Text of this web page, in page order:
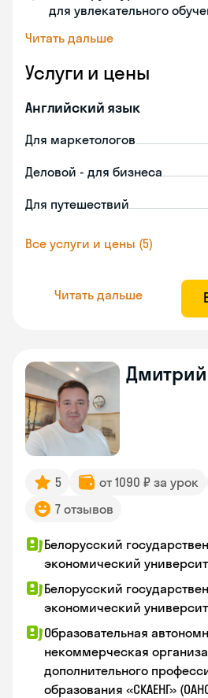
для увлекательного
Читать дальше
Услуги и цены
Английский язык
Для маркетологов
Деловой - для бизнеса
Для путешествий
Все услуги и цены (5)
Читать дальше
Дмитрий
5 от 1090 ₽ за урок
7 отзывов
Белорусский
экономический
Белорусский
экономический
Образовательная
некоммерческая
дополнительного
образования «СКАЕНГ»